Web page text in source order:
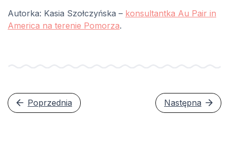
Autorka: Kasia Szołczyńska – konsultantka Au Pair in
America na terenie Pomorza.
Poprzednia Następna